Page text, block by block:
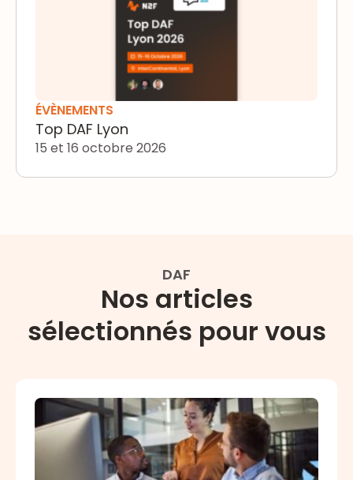
ÉVÈNEMENTS
Top DAF Lyon
15 et 16 octobre 2026
DAF
Nos articles
sélectionnés pour vous